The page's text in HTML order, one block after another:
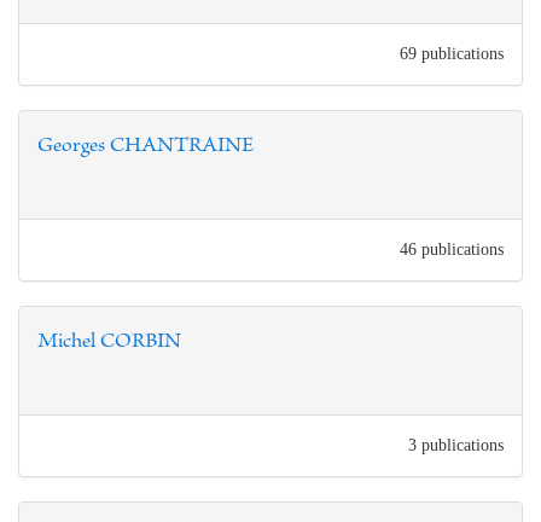
69 publications
Georges CHANTRAINE
46 publications
Michel CORBIN
3 publications